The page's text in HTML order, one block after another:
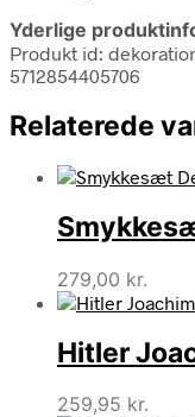
Yderlige
Produkt id:
5712854405706
Relaterede
279,00 kr.
Hitler
259,95 kr.